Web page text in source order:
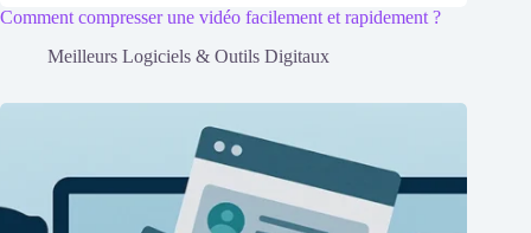
Comment compresser une vidéo facilement et rapidement ?
Meilleurs Logiciels & Outils Digitaux